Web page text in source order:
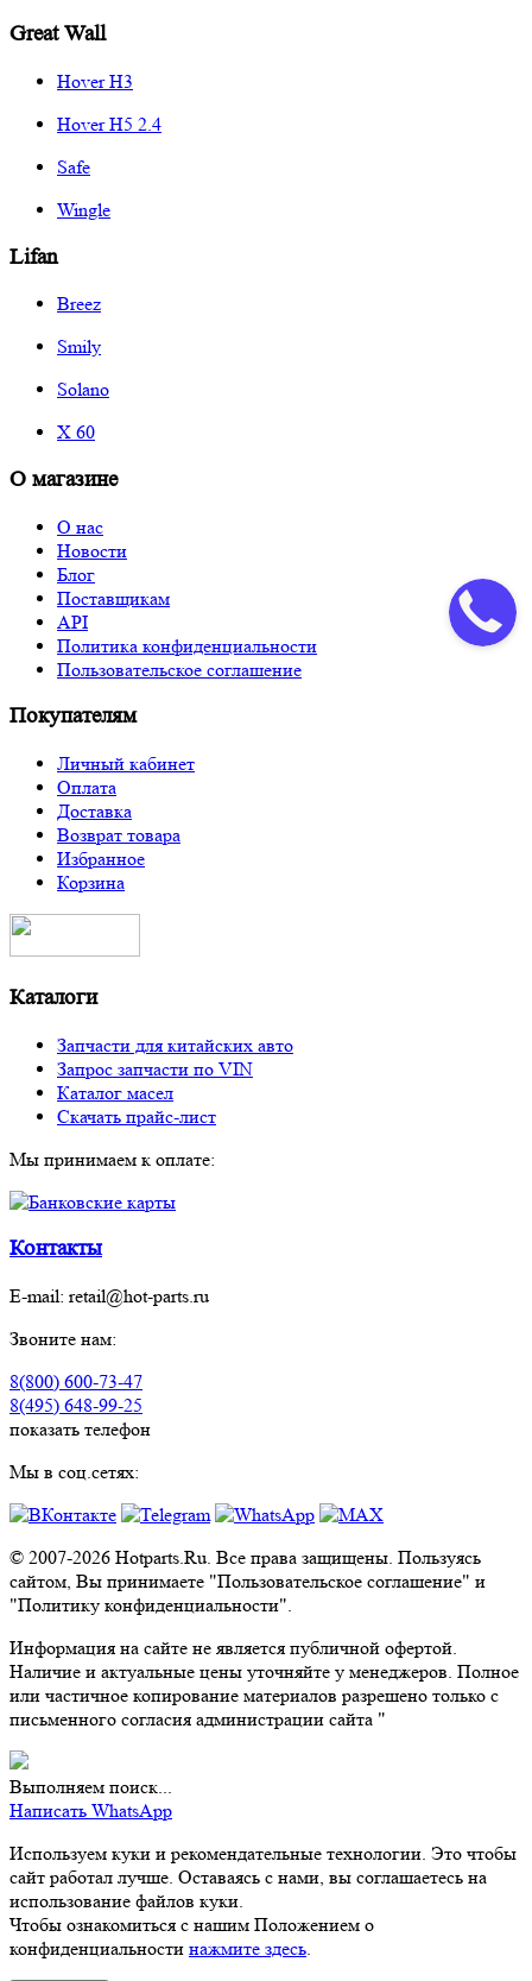
Great Wall
Hover H3
Hover H5 2.4
Safe
Wingle
Lifan
Breez
Smily
Solano
X 60
О магазине
О нас
Новости
Блог
Поставщикам
API
Политика конфиденциальности
Пользовательское соглашение
Покупателям
Личный кабинет
Оплата
Доставка
Возврат товара
Избранное
Корзина
Каталоги
Запчасти для китайских авто
Запрос запчасти по VIN
Каталог масел
Скачать прайс-лист
Мы принимаем к оплате:
Контакты
E-mail: retail@hot-parts.ru
Звоните нам:
8(800) 600-73-47
8(495) 648-99-25
показать телефон
Мы в соц.сетях:
© 2007-2026 Hotparts.Ru. Все права защищены. Пользуясь
сайтом, Вы принимаете "Пользовательское соглашение" и
"Политику конфиденциальности".
Информация на сайте не является публичной офертой.
Наличие и актуальные цены уточняйте у менеджеров. Полное
или частичное копирование материалов разрешено только с
письменного согласия администрации сайта "
Выполняем поиск...
Написать WhatsApp
Используем куки и рекомендательные технологии. Это чтобы
сайт работал лучше. Оставаясь с нами, вы соглашаетесь на
использование файлов куки.
Чтобы ознакомиться с нашим Положением о
конфиденциальности нажмите здесь.